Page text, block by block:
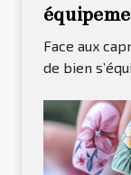
les
Face aux
de bien